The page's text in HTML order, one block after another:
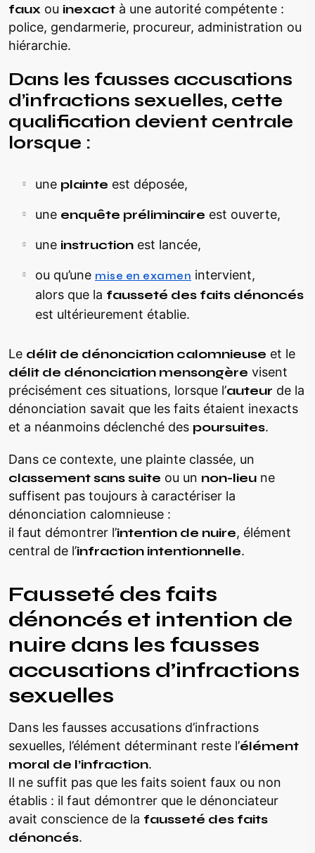
faux ou inexact à une autorité compétente :
police, gendarmerie, procureur, administration ou
hiérarchie.
Dans les fausses accusations
d’infractions sexuelles, cette
qualification devient centrale
lorsque :
une plainte est déposée,
une enquête préliminaire est ouverte,
une instruction est lancée,
ou qu’une mise en examen intervient,
alors que la fausseté des faits dénoncés
est ultérieurement établie.
Le délit de dénonciation calomnieuse et le
délit de dénonciation mensongère visent
précisément ces situations, lorsque l’auteur de la
dénonciation savait que les faits étaient inexacts
et a néanmoins déclenché des poursuites.
Dans ce contexte, une plainte classée, un
classement sans suite ou un non-lieu ne
suffisent pas toujours à caractériser la
dénonciation calomnieuse :
il faut démontrer l’intention de nuire, élément
central de l’infraction intentionnelle.
Fausseté des faits
dénoncés et intention de
nuire dans les fausses
accusations d’infractions
sexuelles
Dans les fausses accusations d’infractions
sexuelles, l’élément déterminant reste l’élément
moral de l’infraction.
Il ne suffit pas que les faits soient faux ou non
établis : il faut démontrer que le dénonciateur
avait conscience de la fausseté des faits
dénoncés.